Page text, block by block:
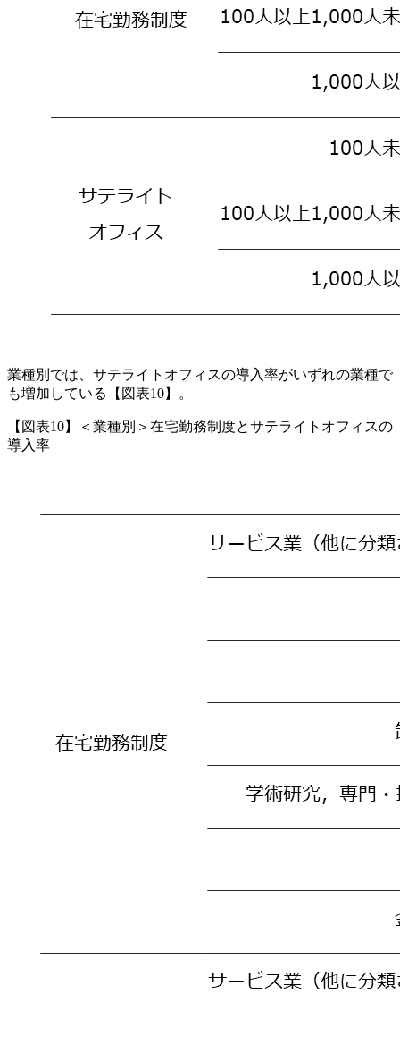
業種別では、サテライトオフィスの導入率がいずれの業種で
も増加している【図表10】。
【図表10】＜業種別＞在宅勤務制度とサテライトオフィスの
導入率